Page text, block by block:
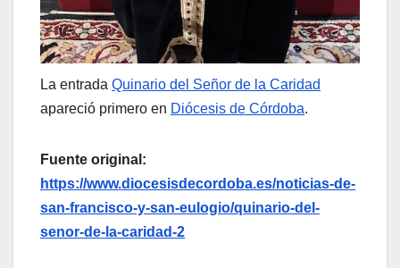
La entrada Quinario del Señor de la Caridad
apareció primero en Diócesis de Córdoba.
Fuente original:
https://www.diocesisdecordoba.es/noticias-de-
san-francisco-y-san-eulogio/quinario-del-
senor-de-la-caridad-2